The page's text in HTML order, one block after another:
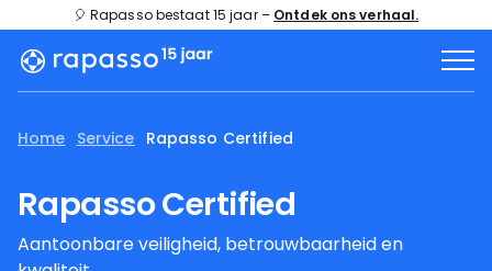
🎈 Rapasso bestaat 15 jaar – Ontdek ons verhaal.
Home Service Rapasso Certified
Rapasso Certified
Aantoonbare veiligheid, betrouwbaarheid en